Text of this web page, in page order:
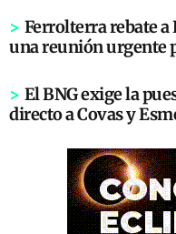
> Ferrolterra rebate
una reunión urgente
> El BNG exige la
directo a Covas y